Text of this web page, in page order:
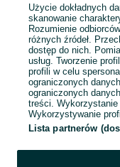
Popularne wyszukiwania
Użycie dokładnych
skanowanie
Rozumienie
różnych źródeł.
dostęp do nich.
usług. Tworzenie
profili w celu
ograniczonych
ograniczonych
treści. Wykorzystanie
Wykorzystywanie
Lista partnerów